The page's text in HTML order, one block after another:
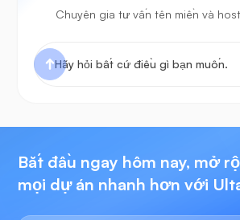
Chuyên gia tư vấn tên miền và
Bắt đầu ngay hôm nay, mở
mọi dự án nhanh hơn với